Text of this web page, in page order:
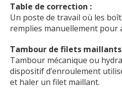
Table de correction :
Un poste de travail où les
remplies manuellement pour
Tambour de filets
Tambour mécanique ou
dispositif d’enroulement
et haler un filet maillant.